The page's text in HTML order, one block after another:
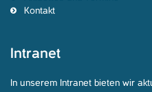
Kontakt
Intranet
In unserem Intranet bieten wir